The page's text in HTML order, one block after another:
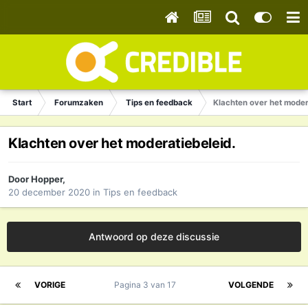
Start Forumzaken Tips en feedback Klachten over het
Klachten over het moderatiebeleid.
DoorHopper,
20 december 2020 in Tips en feedback
Antwoord op deze discussie
VORIGE VOLGENDE
Pagina 3 van 17